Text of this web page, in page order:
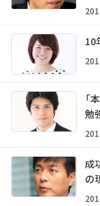
10
「
勉
成
の